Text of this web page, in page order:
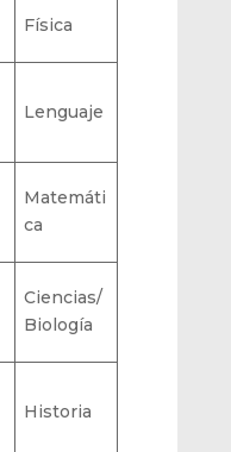
Física
Lenguaje
Matemáti
ca
Ciencias/
Biología
Historia